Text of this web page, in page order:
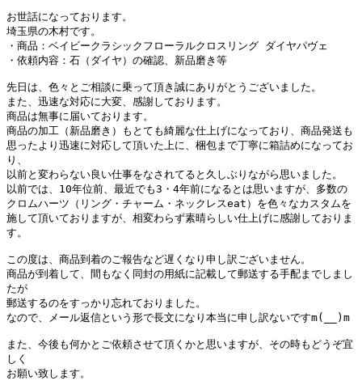
お世話になっております。
埼玉県の木村です。
・商品：ベイビークラシックフローラルクロスリング ダイヤパヴェ
・依頼内容：石（ダイヤ）の確認、新品磨き等
先日は、色々とご相談に乗って頂き誠にありがとうございました。
また、迅速な対応に大変、感謝しております。
商品は無事に届いております。
商品の加工（新品磨き）もとても綺麗な仕上げになっており、商品発送も
思ったより迅速に対応して頂いた上に、梱包まで丁寧に箱詰めになってお
り、
以前と変わらない良い仕事をなされてると久しぶりながら思いました。
以前では、10年位前、最近でも3・4年前になるとは思いますが、多数の
クロムハーツ（リング・チャーム・ネックレスeat）を色々なカスタムを
施して頂いておりますが、相変わらず素晴らしい仕上げに感謝しておりま
す。
この度は、商品到着のご報告など遅くなり申し訳ございません。
商品が到着して、間もなく同封の用紙に記載して郵送する手配までしまし
たが
郵送するのをすっかり忘れておりました。
なので、メール返信という形で長文になり本当に申し訳ないですm(__)m
また、今後も何かとご依頼させて頂くかと思いますが、その時もどうぞ宜
しく
お願い致します。